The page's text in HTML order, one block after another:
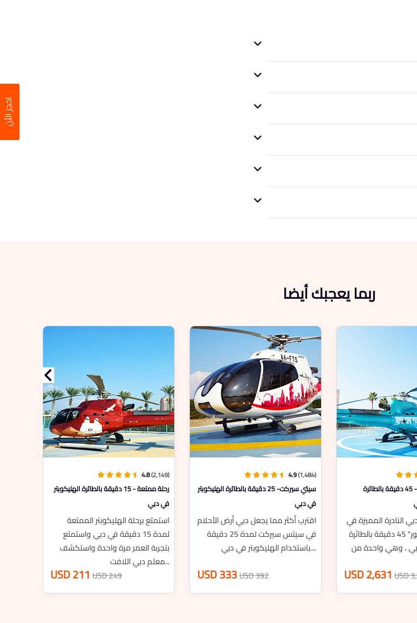
احجز الأن
ربما يعجبك أيضا
بتجربة العمر مرة
سيتي سيركت- 25 دقيقة بالطائرة الهليكوبتر
اقترب أكثر مما يجعل دبي أرض الأحلام
في سيتس سيركت لمدة 25 دقيقة
USD 333
جولة إمبراطورية - 45 دقيقة بالطائرة
الهليكوبتر في دبي
معالم سكاي دبي النادرة المميزة في
جولة "إمبريال تور" 45 دقيقة بالطائرة
المروحية في دبي ، وهي واحدة من
USD 2,631
- 60 دقيقة
دبي
لمدة
USD